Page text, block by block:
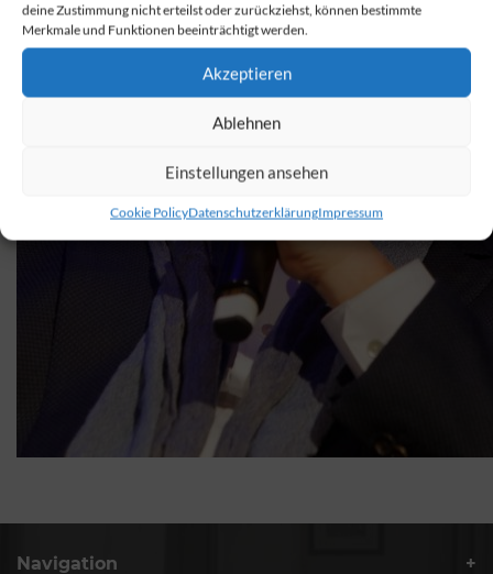
deine Zustimmung nicht erteilst oder zurückziehst, können bestimmte
Merkmale und Funktionen beeinträchtigt werden.
Akzeptieren
Ablehnen
Einstellungen ansehen
Cookie PolicyDatenschutzerklärungImpressum
Navigation